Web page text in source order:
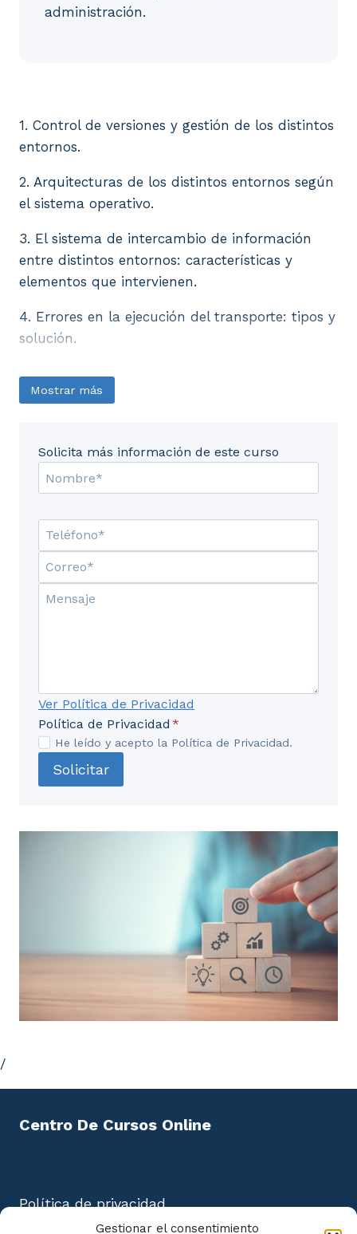
Gestionar el consentimiento
administración.
1. Control de versiones y gestión de los distintos
entornos.
2. Arquitecturas de los distintos entornos según
el sistema operativo.
3. El sistema de intercambio de información
entre distintos entornos: características y
elementos que intervienen.
4. Errores en la ejecución del transporte: tipos y
solución.
Mostrar más
Solicita más información de este curso
Ver Política de Privacidad
Política de Privacidad *
He leído y acepto la Política de Privacidad.
Solicitar
/
Centro De Cursos Online
Política de privacidad
Aviso Legal